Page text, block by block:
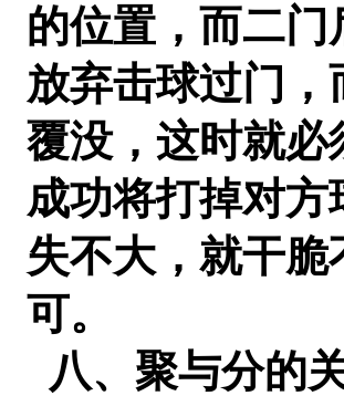
的位置，而二
放弃击球过门
覆没，这时就
成功将打掉对
失不大，就干
可。
八、聚与分的